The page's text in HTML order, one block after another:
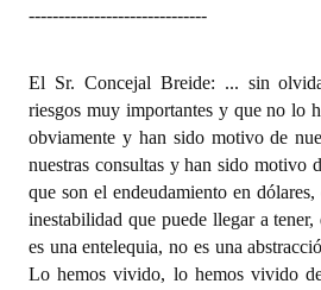
------------------------------
El Sr. Concejal Breide: ... sin
riesgos muy importantes y que no lo
obviamente y han sido motivo de
nuestras consultas y han sido motivo
que son el endeudamiento en
inestabilidad que puede llegar a
es una entelequia, no es una
Lo hemos vivido, lo hemos vivido